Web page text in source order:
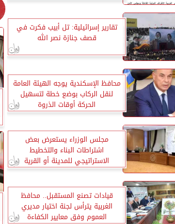
تقارير إسرائيلية: تل أبيب فكرت في
قصف جنازة نصر الله
محافظ الإسكندية يوجه الهيئة العامة
لنقل الركاب بوضع خطة لتسهيل
الحركة أوقات الذروة
مجلس الوزراء يستعرض بعض
اشتراطات البناء والتخطيط
الاستراتيجي للمدينة أو القرية
قيادات تصنع المستقبل.. محافظ
الغربية يترأس لجنة اختيار مديري
العموم وفق معايير الكفاءة